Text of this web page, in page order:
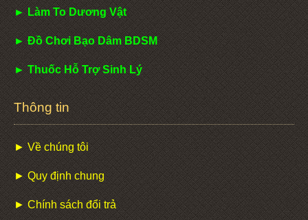
► Làm To Dương Vật
► Đồ Chơi Bạo Dâm BDSM
► Thuốc Hỗ Trợ Sinh Lý
Thông tin
► Về chúng tôi
► Quy định chung
► Chính sách đổi trả